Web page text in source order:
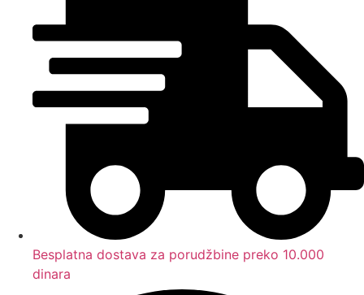
količina
Besplatna dostava za porudžbine preko 10.000
dinara